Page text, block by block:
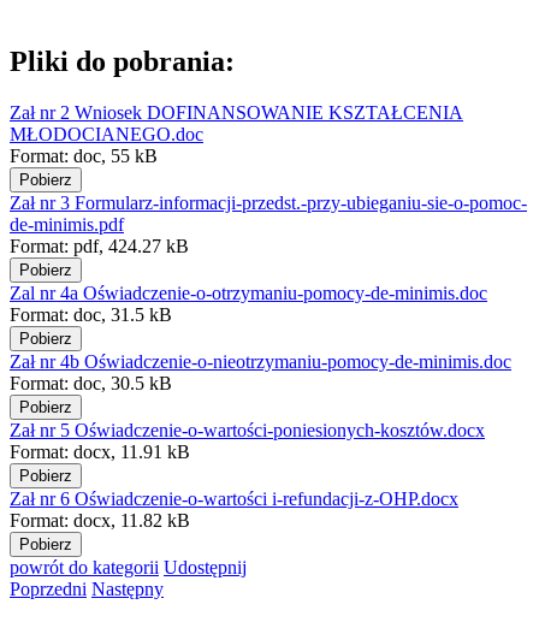
Pliki do pobrania:
Zał nr 2 Wniosek DOFINANSOWANIE KSZTAŁCENIA
MŁODOCIANEGO.doc
Format: doc, 55 kB
Pobierz
Zał nr 3 Formularz-informacji-przedst.-przy-ubieganiu-sie-o-pomoc-
de-minimis.pdf
Format: pdf, 424.27 kB
Pobierz
Zal nr 4a Oświadczenie-o-otrzymaniu-pomocy-de-minimis.doc
Format: doc, 31.5 kB
Pobierz
Zał nr 4b Oświadczenie-o-nieotrzymaniu-pomocy-de-minimis.doc
Format: doc, 30.5 kB
Pobierz
Zał nr 5 Oświadczenie-o-wartości-poniesionych-kosztów.docx
Format: docx, 11.91 kB
Pobierz
Zał nr 6 Oświadczenie-o-wartości i-refundacji-z-OHP.docx
Format: docx, 11.82 kB
Pobierz
powrót do kategorii Udostępnij
Poprzedni Następny